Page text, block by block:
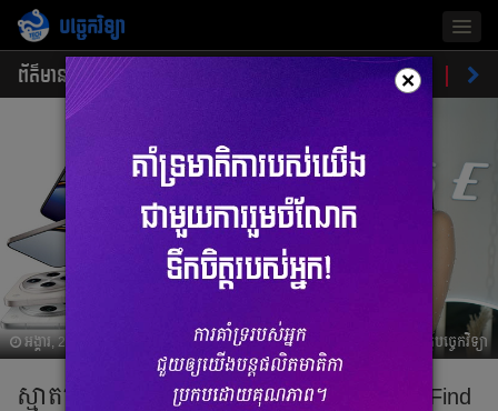
បច្ចេកវិទ្យា
ព័ត៌មាន ផលិតផលថ្មី ហាងឆេងផលិតផល ចំណ
អង្គារ, 26 វិច្ឆិកា 2024 07:40 ប្រវត្តិបច្ចេកវិទ្យា
ស្មាតហ្វូនដែលបំពាក់កាមេរ៉ាល្អដាច់គេ OPPO Find
×